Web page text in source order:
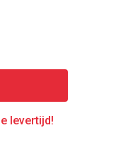
levertijd!